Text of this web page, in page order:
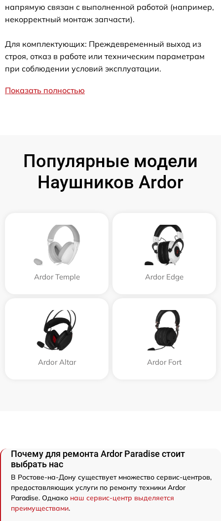
напрямую связан с выполненной работой (например,
некорректный монтаж запчасти).
Для комплектующих: Преждевременный выход из
строя, отказ в работе или техническим параметрам
при соблюдении условий эксплуатации.
Показать полностью
Популярные модели
Наушников Ardor
Ardor Temple Ardor Edge
Ardor Аltar Ardor Fort
Почему для ремонта Ardor Paradise стоит
выбрать нас
В Ростове-на-Дону существует множество сервис-центров,
предоставляющих услуги по ремонту техники Ardor
Paradise. Однако наш сервис-центр выделяется
преимуществами.